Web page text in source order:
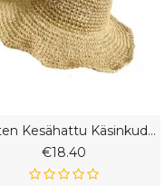
Naisten Kesähattu Käsinkudottu Olkihattu Kevään Ja Syksyn Ulkona Rantahattu Taitettava
€18.40